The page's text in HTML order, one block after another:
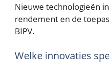
Nieuwe technologieën
rendement en de
BIPV.
Welke innovaties